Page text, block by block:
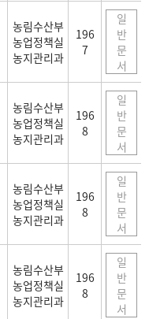
농림수산부
농업정책실
농지관리과
196
7
일
반
문
서
농림수산부
농업정책실
농지관리과
196
8
일
반
문
서
농림수산부
농업정책실
농지관리과
196
8
일
반
문
서
농림수산부
농업정책실
농지관리과
196
8
일
반
문
서